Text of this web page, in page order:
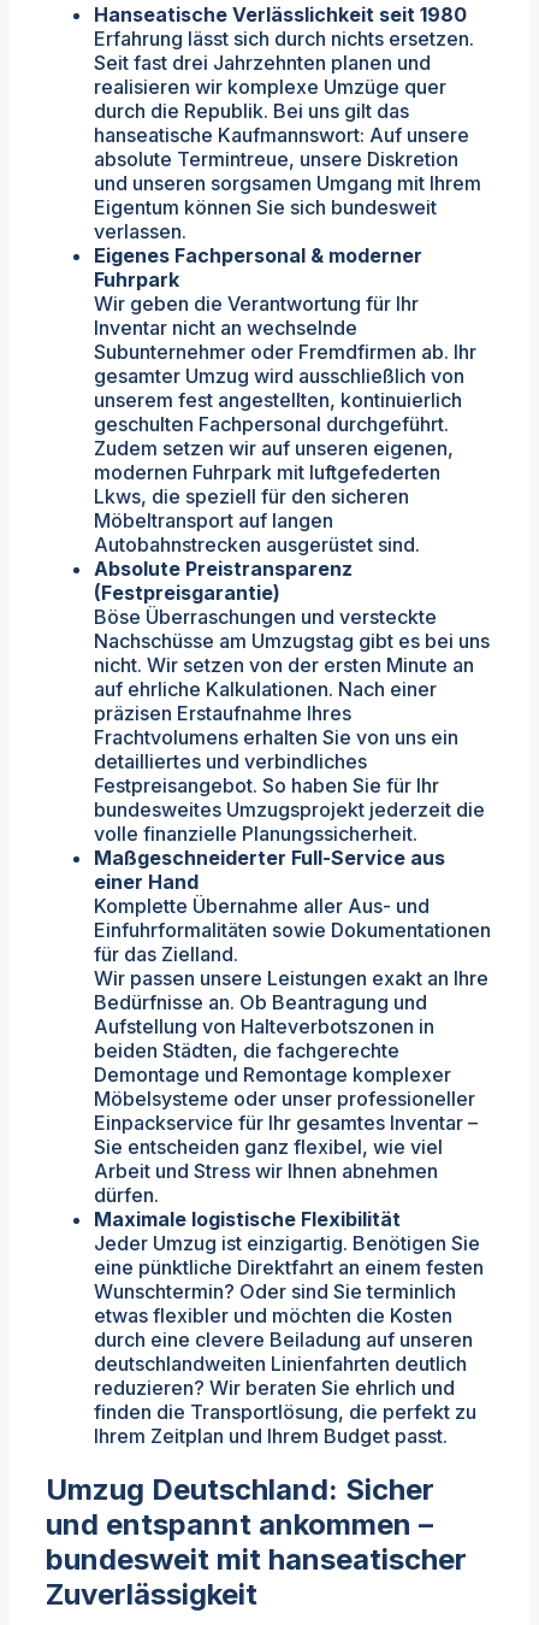
Hanseatische Verlässlichkeit seit 1980
Erfahrung lässt sich durch nichts ersetzen.
Seit fast drei Jahrzehnten planen und
realisieren wir komplexe Umzüge quer
durch die Republik. Bei uns gilt das
hanseatische Kaufmannswort: Auf unsere
absolute Termintreue, unsere Diskretion
und unseren sorgsamen Umgang mit Ihrem
Eigentum können Sie sich bundesweit
verlassen.
Eigenes Fachpersonal & moderner
Fuhrpark
Wir geben die Verantwortung für Ihr
Inventar nicht an wechselnde
Subunternehmer oder Fremdfirmen ab. Ihr
gesamter Umzug wird ausschließlich von
unserem fest angestellten, kontinuierlich
geschulten Fachpersonal durchgeführt.
Zudem setzen wir auf unseren eigenen,
modernen Fuhrpark mit luftgefederten
Lkws, die speziell für den sicheren
Möbeltransport auf langen
Autobahnstrecken ausgerüstet sind.
Absolute Preistransparenz
(Festpreisgarantie)
Böse Überraschungen und versteckte
Nachschüsse am Umzugstag gibt es bei uns
nicht. Wir setzen von der ersten Minute an
auf ehrliche Kalkulationen. Nach einer
präzisen Erstaufnahme Ihres
Frachtvolumens erhalten Sie von uns ein
detailliertes und verbindliches
Festpreisangebot. So haben Sie für Ihr
bundesweites Umzugsprojekt jederzeit die
volle finanzielle Planungssicherheit.
Maßgeschneiderter Full-Service aus
einer Hand
Komplette Übernahme aller Aus- und
Einfuhrformalitäten sowie Dokumentationen
für das Zielland.
Wir passen unsere Leistungen exakt an Ihre
Bedürfnisse an. Ob Beantragung und
Aufstellung von Halteverbotszonen in
beiden Städten, die fachgerechte
Demontage und Remontage komplexer
Möbelsysteme oder unser professioneller
Einpackservice für Ihr gesamtes Inventar –
Sie entscheiden ganz flexibel, wie viel
Arbeit und Stress wir Ihnen abnehmen
dürfen.
Maximale logistische Flexibilität
Jeder Umzug ist einzigartig. Benötigen Sie
eine pünktliche Direktfahrt an einem festen
Wunschtermin? Oder sind Sie terminlich
etwas flexibler und möchten die Kosten
durch eine clevere Beiladung auf unseren
deutschlandweiten Linienfahrten deutlich
reduzieren? Wir beraten Sie ehrlich und
finden die Transportlösung, die perfekt zu
Ihrem Zeitplan und Ihrem Budget passt.
Umzug Deutschland: Sicher
und entspannt ankommen –
bundesweit mit hanseatischer
Zuverlässigkeit